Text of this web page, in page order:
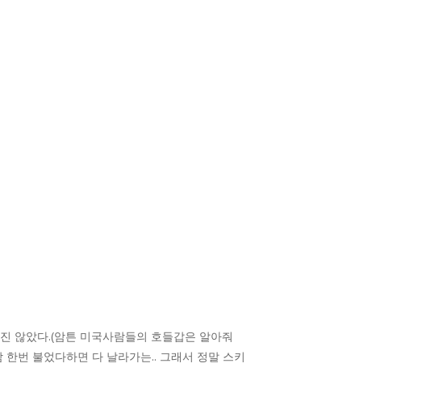
않았다.(암튼 미국사람들의 호들갑은 알아줘
번 불었다하면 다 날라가는.. 그래서 정말 스키